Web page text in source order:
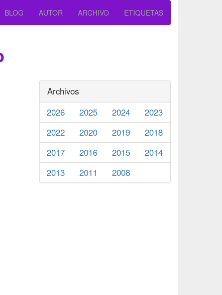
BLOG AUTOR ARCHIVO ETIQUETAS
Archivos
2026
2025 2024
2023
2022
2020 2019
2018
2017
2016 2015
2014
2013
2011 2008